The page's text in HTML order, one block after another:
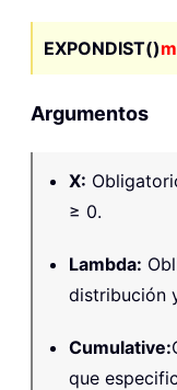
EXPONDIST()
Argumentos
X:
≥ 0.
Lambda:
distribución
Cumulative:
que